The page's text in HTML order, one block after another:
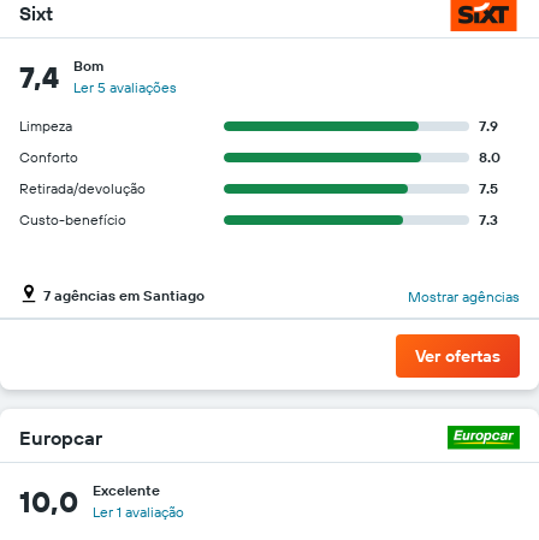
Y
exibindo
o
preço
barato
do
aluguel
de
carro
empresas
fornecidas
Sixt
7,4
Bom
Ler 5 avaliações
Limpeza
7.9
Conforto
8.0
Retirada/devolução
7.5
Custo-benefício
7.3
7 agências em Santiago Mostrar agências
Ver ofertas
Europcar
10,0
Excelente
Ler 1 avaliação